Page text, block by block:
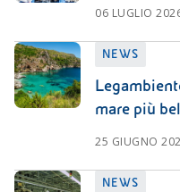
06 LUGLIO
NEWS
mare più
25 GIUGNO
NEWS